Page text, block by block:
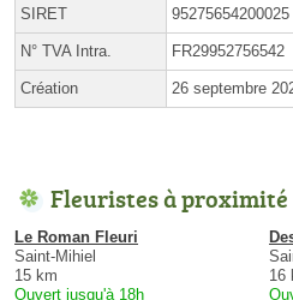
SIRET 95275654200025
N° TVA Intra. FR29952756542
Création 26 septembre
Fleuristes à proximité
Le Roman Fleuri
Saint-Mihiel
15 km
Ouvert jusqu'à 18h
16